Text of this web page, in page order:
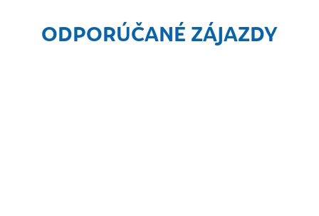
ODPORÚČANÉ ZÁJAZDY